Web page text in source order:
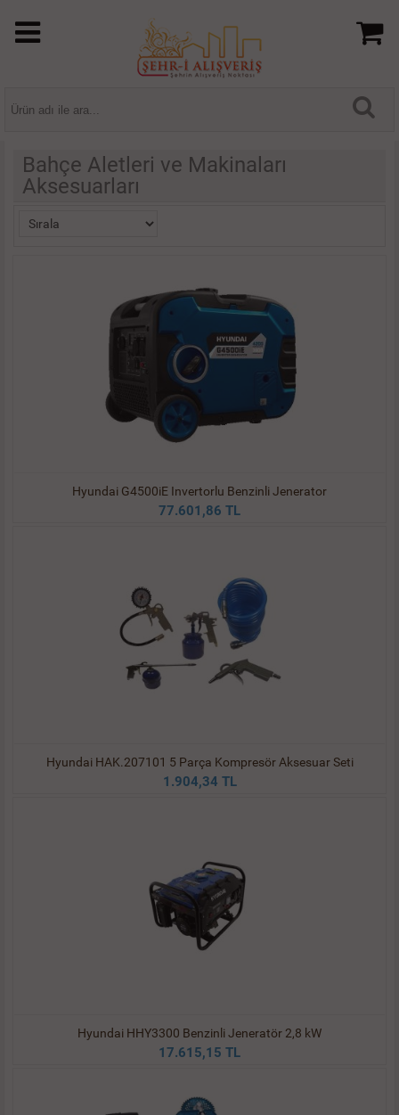
Bahçe Aletleri ve Makinaları
Aksesuarları
Hyundai G4500iE Invertorlu Benzinli Jenerator
77.601,86 TL
Hyundai HAK.207101 5 Parça Kompresör Aksesuar Seti
1.904,34 TL
Hyundai HHY3300 Benzinli Jeneratör 2,8 kW
17.615,15 TL